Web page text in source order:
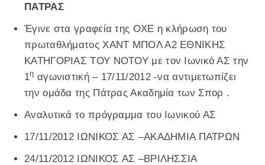
ΠΑΤΡΑΣ
Έγινε στα γραφεία της ΟΧΕ η κλήρωση του
πρωταθλήματος ΧΑΝΤ ΜΠΟΛ Α2 ΕΘΝΙΚΗΣ
ΚΑΤΗΓΟΡΙΑΣ ΤΟΥ ΝΟΤΟΥ με τον Ιωνικό ΑΣ την
1η αγωνιστική – 17/11/2012 -να αντιμετωπίζει
την ομάδα της Πάτρας Ακαδημία των Σπορ .
Αναλυτικά το πρόγραμμα του Ιωνικού ΑΣ
17/11/2012 ΙΩΝΙΚΟΣ ΑΣ –ΑΚΑΔΗΜΙΑ ΠΑΤΡΩΝ
24/11/2012 ΙΩΝΙΚΟΣ ΑΣ –ΒΡΙΛΗΣΣΙΑ